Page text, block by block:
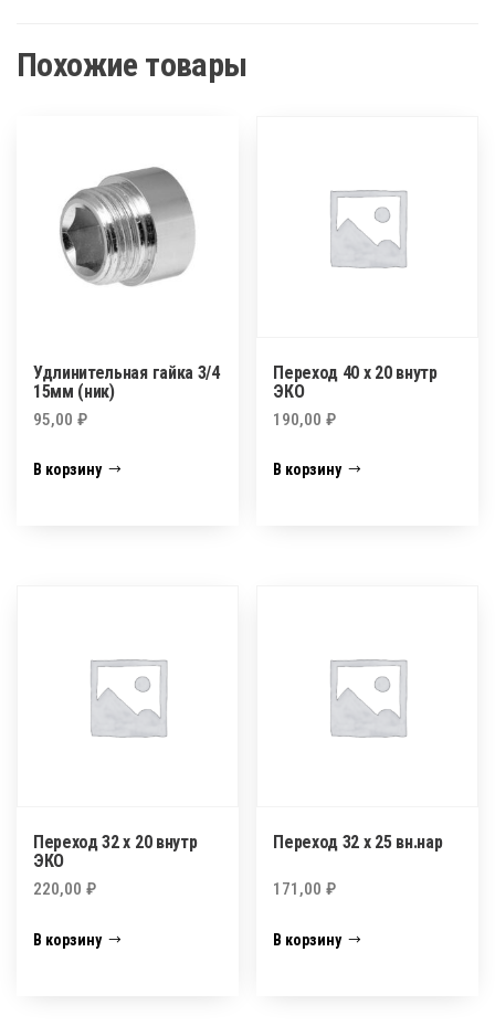
Похожие товары
Удлинительная гайка 3/4
15мм (ник)
95,00 ₽
В корзину
Переход 40 х 20 внутр
ЭКО
190,00₽
В корзину
Переход 32 х 20 внутр
ЭКО
220,00 ₽
В корзину
Переход 32 х 25 вн.нар
171,00₽
В корзину